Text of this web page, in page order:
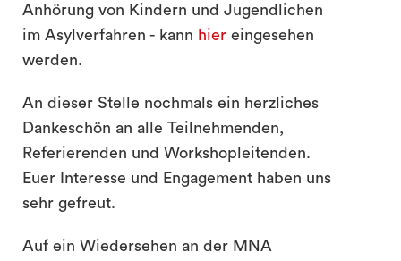
Anhörung von Kindern und Jugendlichen
im Asylverfahren - kann hiereingesehen
werden.
An dieser Stelle nochmals ein herzliches
Dankeschön an alle Teilnehmenden,
Referierenden und Workshopleitenden.
Euer Interesse und Engagement haben uns
sehr gefreut.
Auf ein Wiedersehen an der MNA